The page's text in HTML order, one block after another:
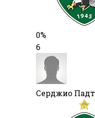
0%
6
Серджио Падт